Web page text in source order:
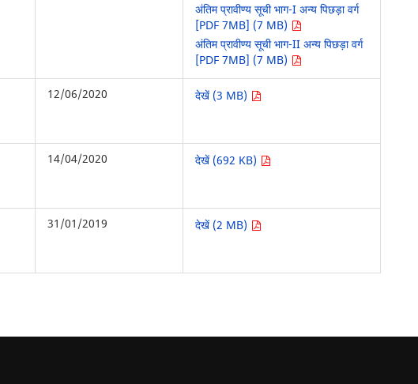
अंतिम प्रावीण्य सूची भाग-I अन्य पिछड़ा वर्ग
[PDF 7MB] (7 MB)
अंतिम प्रावीण्य सूची भाग-II अन्य पिछड़ा वर्ग
[PDF 7MB] (7 MB)
12/06/2020 देखें (3 MB)
14/04/2020 देखें (692 KB)
31/01/2019 देखें (2 MB)